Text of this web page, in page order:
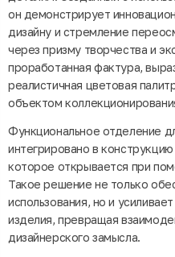
он демонстрирует
дизайну и стремление
через призму творчества и
проработанная фактура,
реалистичная цветовая
объектом
Функциональное отделение
интегрировано в
которое открывается при
Такое решение не только
использования, но и
изделия, превращая
дизайнерского замысла.